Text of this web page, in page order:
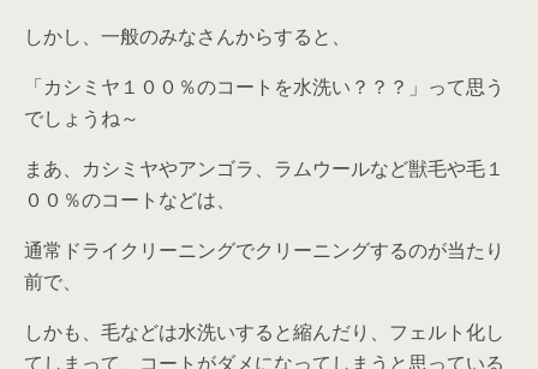
しかし、一般のみなさんからすると、
「カシミヤ１００％のコートを水洗い？？？」って思う
でしょうね～
まあ、カシミヤやアンゴラ、ラムウールなど獣毛や毛１
００％のコートなどは、
通常ドライクリーニングでクリーニングするのが当たり
前で、
しかも、毛などは水洗いすると縮んだり、フェルト化し
てしまって、コートがダメになってしまうと思っている